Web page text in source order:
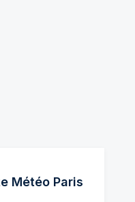
MétéoParis